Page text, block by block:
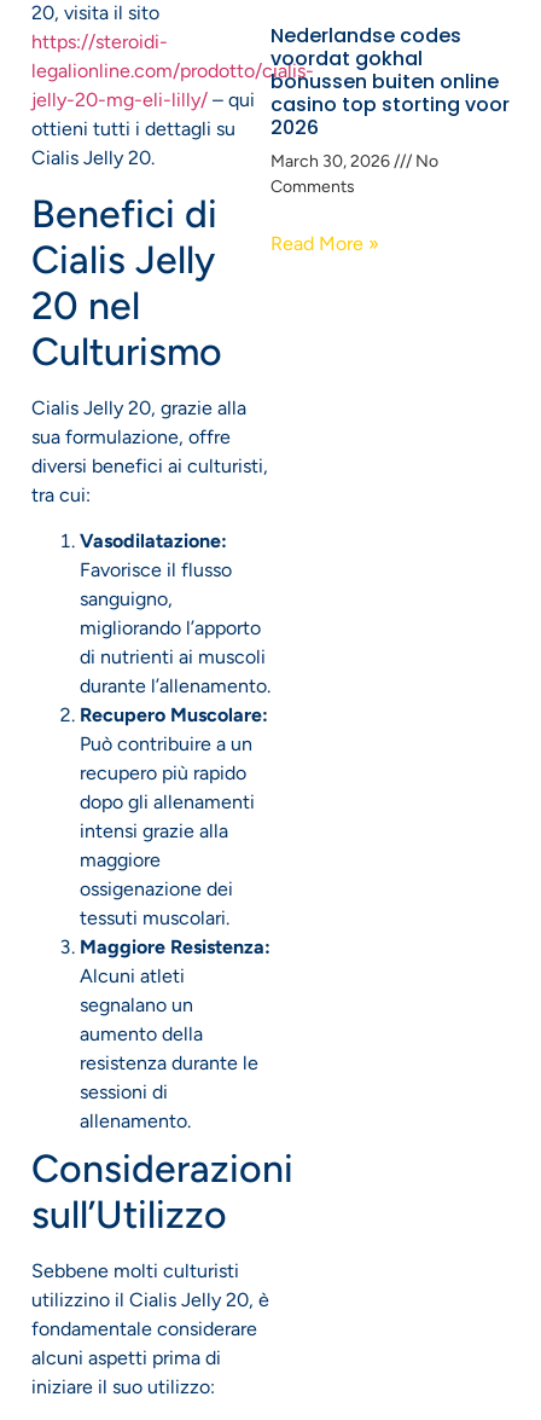
20, visita il sito
https://steroidi-
legalionline.com/prodotto/cialis-
jelly-20-mg-eli-lilly/ – qui
ottieni tutti i dettagli su
Cialis Jelly 20.
Benefici di
Cialis Jelly
20 nel
Culturismo
Cialis Jelly 20, grazie alla
sua formulazione, offre
diversi benefici ai culturisti,
tra cui:
Vasodilatazione:
Favorisce il flusso
sanguigno,
migliorando l’apporto
di nutrienti ai muscoli
durante l’allenamento.
Recupero Muscolare:
Può contribuire a un
recupero più rapido
dopo gli allenamenti
intensi grazie alla
maggiore
ossigenazione dei
tessuti muscolari.
Maggiore Resistenza:
Alcuni atleti
segnalano un
aumento della
resistenza durante le
sessioni di
allenamento.
Considerazioni
sull’Utilizzo
Sebbene molti culturisti
utilizzino il Cialis Jelly 20, è
fondamentale considerare
alcuni aspetti prima di
iniziare il suo utilizzo:
Nederlandse codes
voordat gokhal
bonussen buiten online
casino top storting voor
2026
March 30, 2026
No
Comments
Read More »